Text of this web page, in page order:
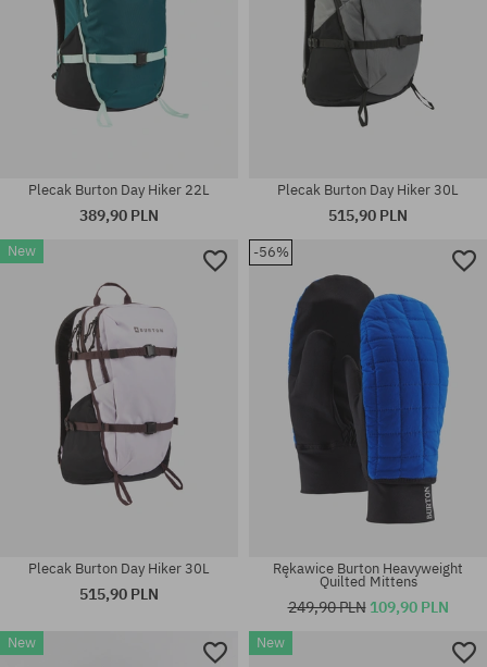
rozmiar uniwersalny rozmiar uniwersalny
Plecak Burton Day Hiker 22L
389,90 PLN
Plecak Burton Day Hiker 30L
515,90 PLN
New
Plecak Burton Day Hiker 30L
515,90 PLN
-56%
Rękawice Burton Heavyweight
Quilted Mittens
249,90 PLN 109,90 PLN
New New